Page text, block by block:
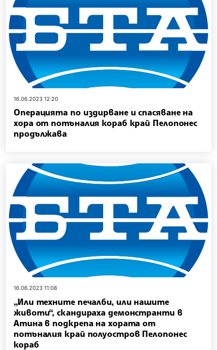
16.06.2023 12:20
Операцията по издирване и спасяване на
хора от потъналия кораб край Пелопонес
продължава
16.06.2023 11:08
„Или техните печалби, или нашите
животи“, скандираха демонстранти в
Атина в подкрепа на хората от
потъналия край полуостров Пелопонес
кораб